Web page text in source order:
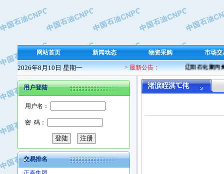
网站首页 新闻动态 物资采购 市场交
2026年8月10日 星期一 > 最新公告： 辽阳石化聚丙烯
用户登陆
用户名：
密 码：
交易排名
·保定北奥石油物探特种车辆制造有限
·盘锦辽河油田天意石油装备有限公司
·沧州市电气控制设备厂
·南石力天传动件有限公司
·浙江瑞普环境技术有限公司
·华北石油新大禹环保设备有限公司
·河北翼凌机械制造总厂
·萍乡市庞泰化工填料有限公司
·上海宝钢商贸有限公司
·辽河石油勘探局总机械厂
·正泰集团
渚涙眰淇℃伅